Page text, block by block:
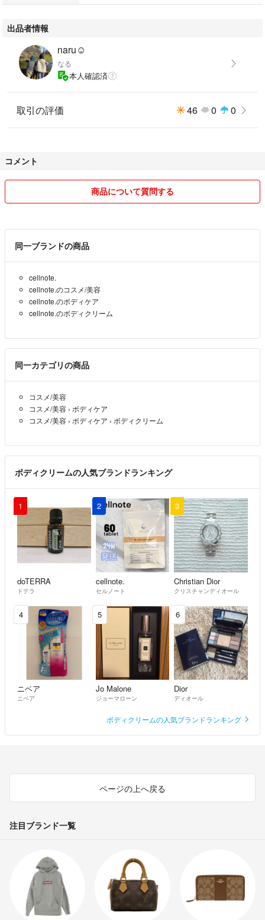
出品者情報
naru☺︎
なる
本人確認済
取引の評価 46 0 0
コメント
商品について質問する
同一ブランドの商品
cellnote.
cellnote.のコスメ/美容
cellnote.のボディケア
cellnote.のボディクリーム
同一カテゴリの商品
コスメ/美容
コスメ/美容 › ボディケア
コスメ/美容 › ボディケア › ボディクリーム
ボディクリームの人気ブランドランキング
1
doTERRA
ドテラ
2
cellnote.
セルノート
3
Christian Dior
クリスチャンディオール
4
ニベア
ニベア
5
Jo Malone
ジョーマローン
6
Dior
ディオール
ボディクリームの人気ブランドランキング
ページの上へ戻る
注目ブランド一覧